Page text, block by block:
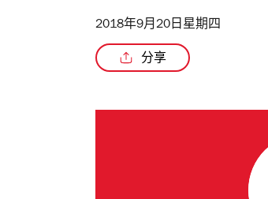
2018年9月20日星期四
分享